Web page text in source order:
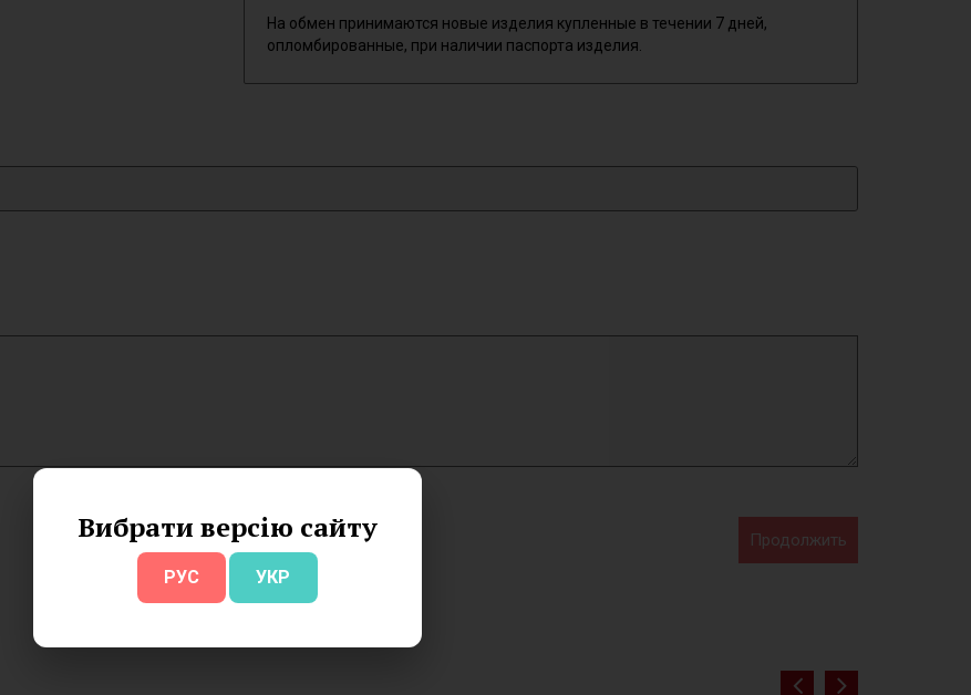
Вибрати версію сайту
РУС УКР
На обмен принимаются новые изделия купленные в течении 7 дней,
опломбированные, при наличии паспорта изделия.
Продолжить